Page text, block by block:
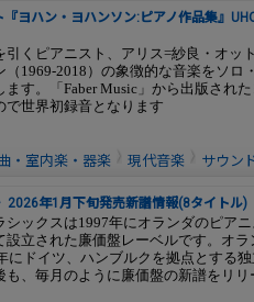
ヨハン・ヨハンソン:ピアノ作品集』
引くピアニスト、アリス=紗良・オッ
（1969-2018）の象徴的な音楽をソロ
す。「Faber Music」から出版され
で世界初録音となります
・室内楽・器楽 現代音楽 サウン
2026年1月下旬発売新譜情報(8タイトル)
シックスは1997年にオランダのピア
設立された廉価盤レーベルです。オ
にドイツ、ハンブルクを拠点とする
も、毎月のように廉価盤の新譜をリリ